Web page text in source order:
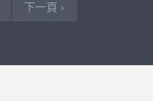
下一頁 ›